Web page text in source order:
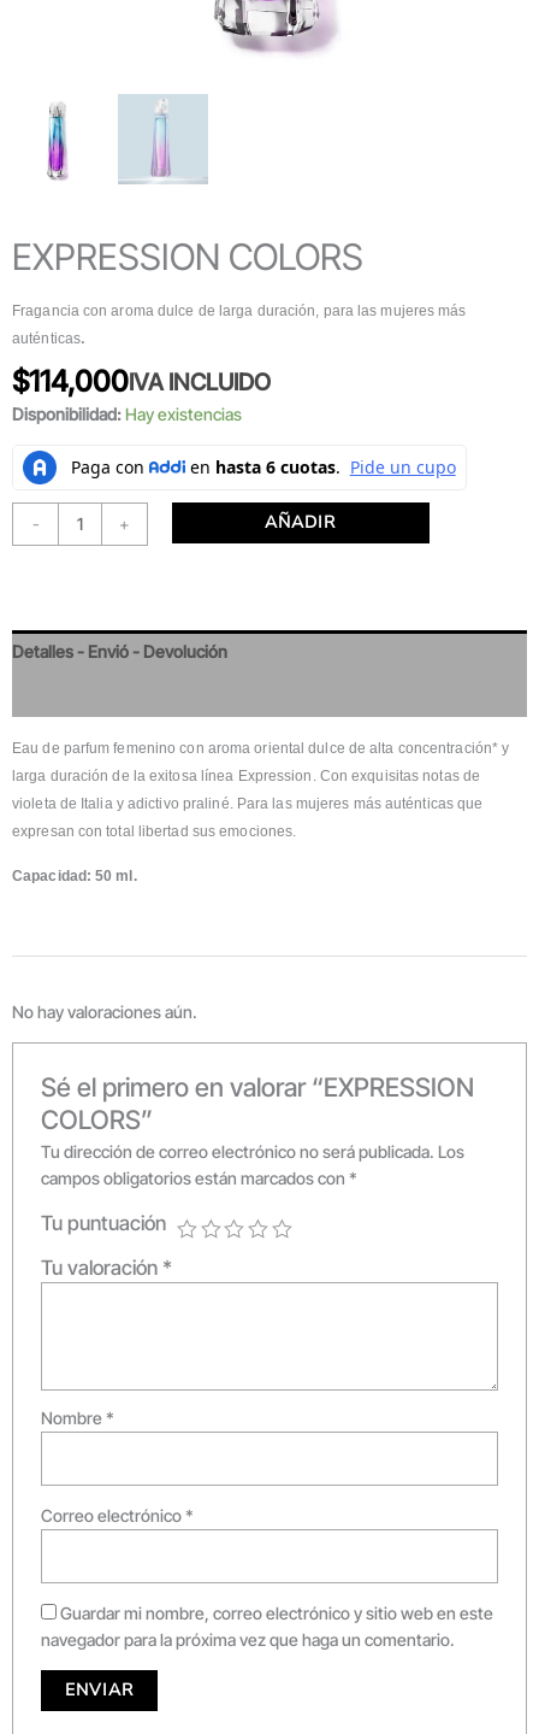
EXPRESSION COLORS
Fragancia con aroma dulce de larga duración, para las mujeres más
auténticas.
$114,000IVA INCLUIDO
Disponibilidad:Hay existencias
- + AÑADIR
Detalles - Envió - Devolución
Eau de parfum femenino con aroma oriental dulce de alta concentración* y
larga duración de la exitosa línea Expression. Con exquisitas notas de
violeta de Italia y adictivo praliné. Para las mujeres más auténticas que
expresan con total libertad sus emociones.
Capacidad: 50 ml.
No hay valoraciones aún.
Sé el primero en valorar “EXPRESSION
COLORS”
Tu dirección de correo electrónico no será publicada. Los
campos obligatorios están marcados con *
Tu puntuación
Tu valoración *
Nombre *
Correo electrónico *
Guardar mi nombre, correo electrónico y sitio web en este
navegador para la próxima vez que haga un comentario.